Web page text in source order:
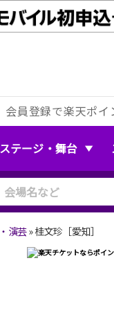
会員登録で楽天ポ
テージ・舞台
演芸»桂文珍［愛知］